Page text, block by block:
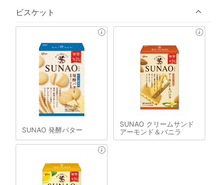
ビスケット
SUNAO 発酵バター
SUNAO クリームサンド
アーモンド＆バニラ